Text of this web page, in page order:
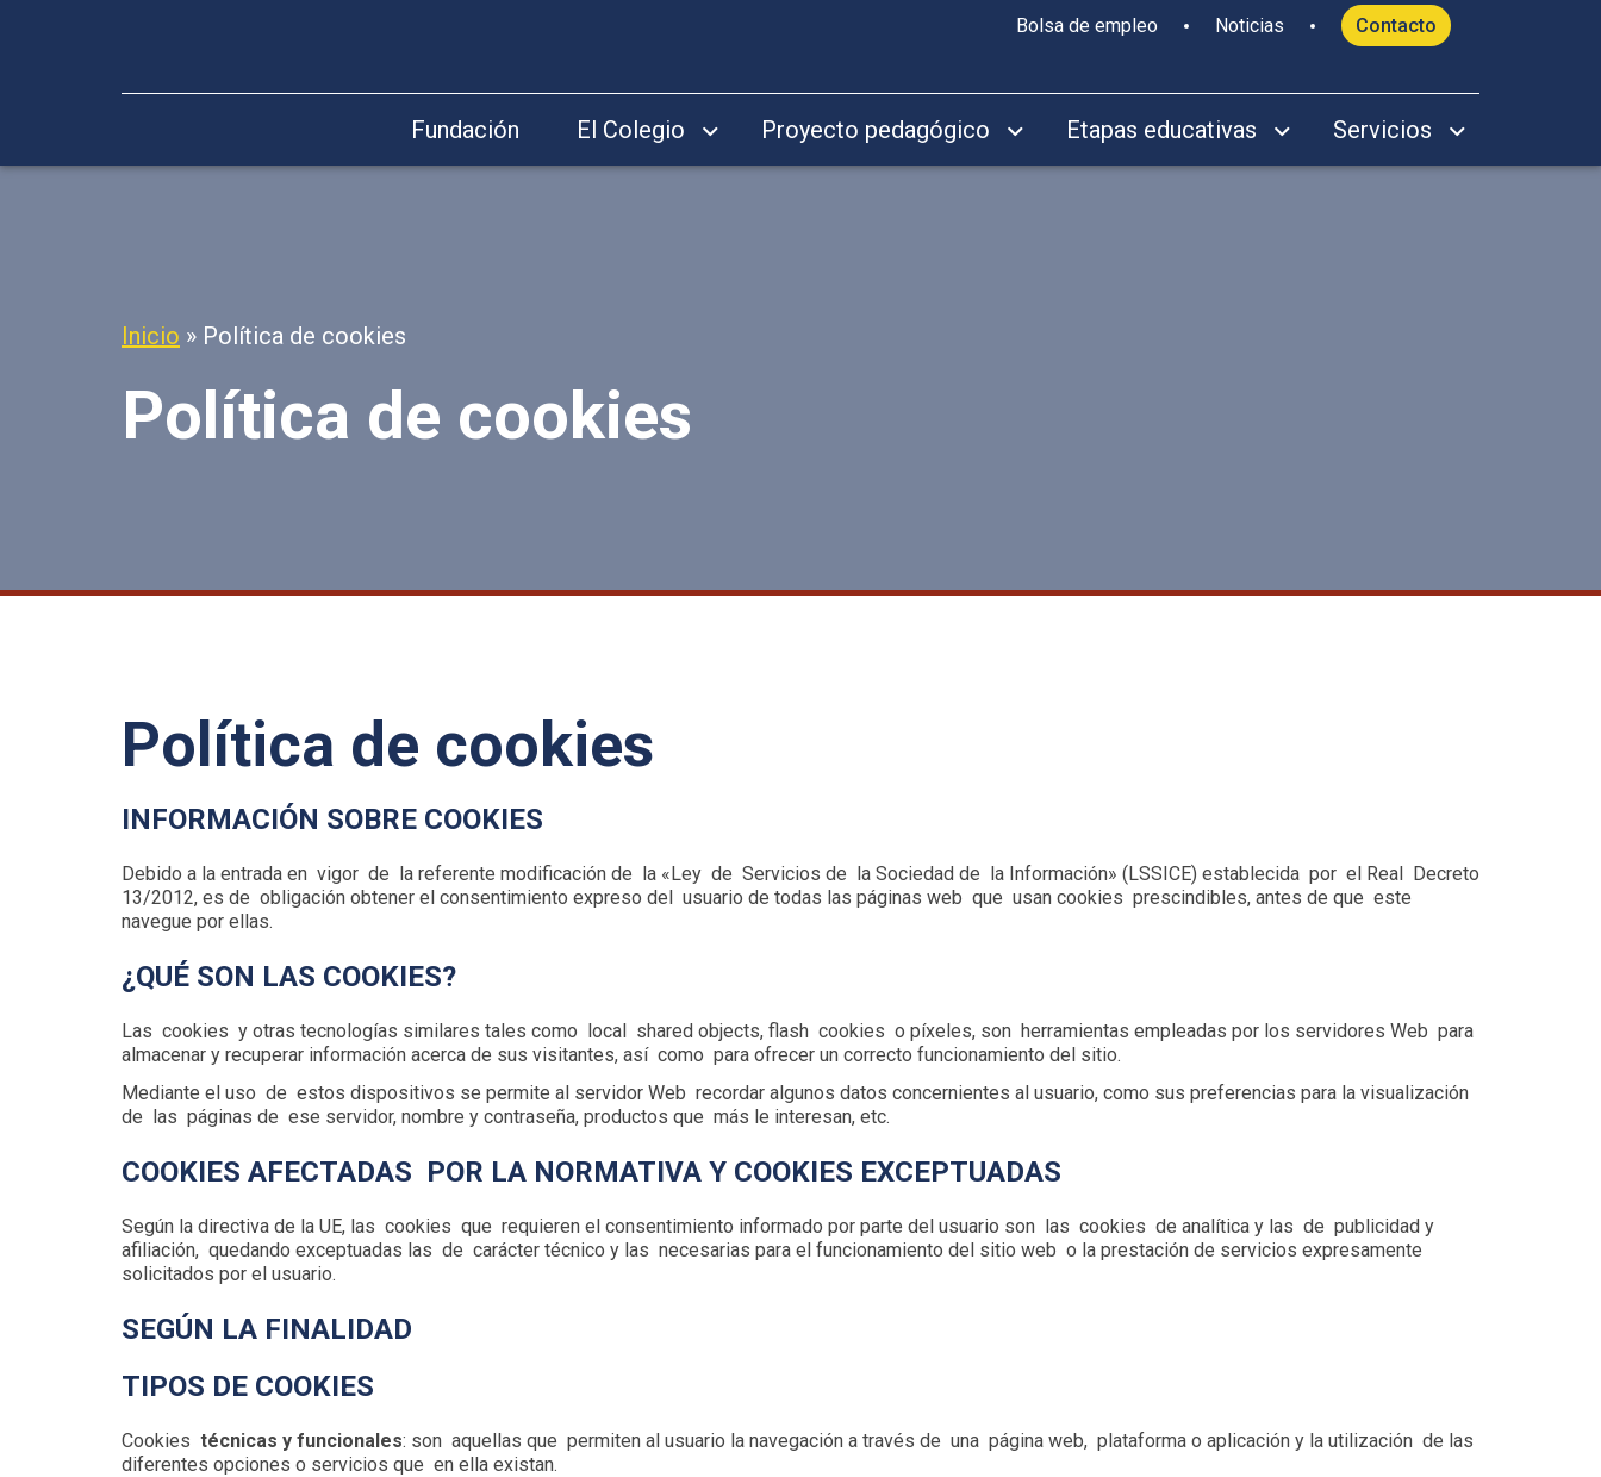
Bolsa de empleo Noticias Contacto
Fundación El Colegio Proyecto pedagógico Etapas educativas Servicios
Inicio » Política de cookies
Política de cookies
Política de cookies
INFORMACIÓN SOBRE COOKIES
Debido a la entrada en vigor de la referente modificación de la «Ley de Servicios de la Sociedad de la Información» (LSSICE) establecida por el Real Decreto
13/2012, es de obligación obtener el consentimiento expreso del usuario de todas las páginas web que usan cookies prescindibles, antes de que este
navegue por ellas.
¿QUÉ SON LAS COOKIES?
Las cookies y otras tecnologías similares tales como local shared objects, flash cookies o píxeles, son herramientas empleadas por los servidores Web para
almacenar y recuperar información acerca de sus visitantes, así como para ofrecer un correcto funcionamiento del sitio.
Mediante el uso de estos dispositivos se permite al servidor Web recordar algunos datos concernientes al usuario, como sus preferencias para la visualización
de las páginas de ese servidor, nombre y contraseña, productos que más le interesan, etc.
COOKIES AFECTADAS POR LA NORMATIVA Y COOKIES EXCEPTUADAS
Según la directiva de la UE, las cookies que requieren el consentimiento informado por parte del usuario son las cookies de analítica y las de publicidad y
afiliación, quedando exceptuadas las de carácter técnico y las necesarias para el funcionamiento del sitio web o la prestación de servicios expresamente
solicitados por el usuario.
SEGÚN LA FINALIDAD
TIPOS DE COOKIES
Cookies técnicas y funcionales: son aquellas que permiten al usuario la navegación a través de una página web, plataforma o aplicación y la utilización de las
diferentes opciones o servicios que en ella existan.